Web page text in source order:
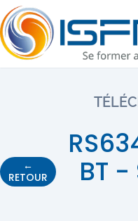
←
RETOUR
BT -